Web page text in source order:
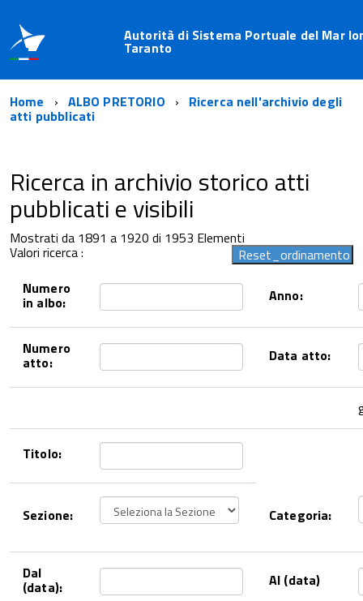
Autorità di Sistema Portuale del Mar
Taranto
Home ALBO PRETORIO Ricerca nell'archivio degli
atti pubblicati
Ricerca in archivio storico atti
pubblicati e visibili
Mostrati da 1891 a 1920 di 1953 Elementi
Valori ricerca :
Numero
in albo: Anno:
Numero
atto: Data atto:
Titolo:
Sezione: Categoria:
Dal
(data): Al (data)